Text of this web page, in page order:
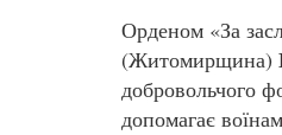
Орденом «За
(Житомирщина)
добровольчого
допомагає